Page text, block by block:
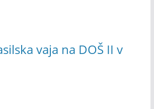
vaja na DOŠ II v